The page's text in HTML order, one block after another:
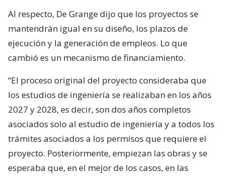
Al respecto, De Grange dijo que los proyectos se
mantendrán igual en su diseño, los plazos de
ejecución y la generación de empleos. Lo que
cambió es un mecanismo de financiamiento.
“El proceso original del proyecto consideraba que
los estudios de ingeniería se realizaban en los años
2027 y 2028, es decir, son dos años completos
asociados solo al estudio de ingeniería y a todos los
trámites asociados a los permisos que requiere el
proyecto. Posteriormente, empiezan las obras y se
esperaba que, en el mejor de los casos, en las